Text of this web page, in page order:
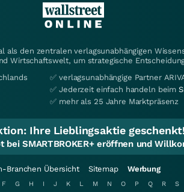
als den zentralen verlagsunabhängigen
Wirtschaftswelt, um strategische
✅ verlagsunabhängige Partner
✅ Jederzeit einfach handeln beim
✅ mehr als 25 Jahre Marktpräsenz
Ihre Lieblingsaktie geschenkt!
bei SMARTBROKER+ eröffnen und
Branchen Übersicht Sitemap Werbung
F G H I J K L M N O P Q R S